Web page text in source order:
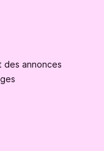
des annonces